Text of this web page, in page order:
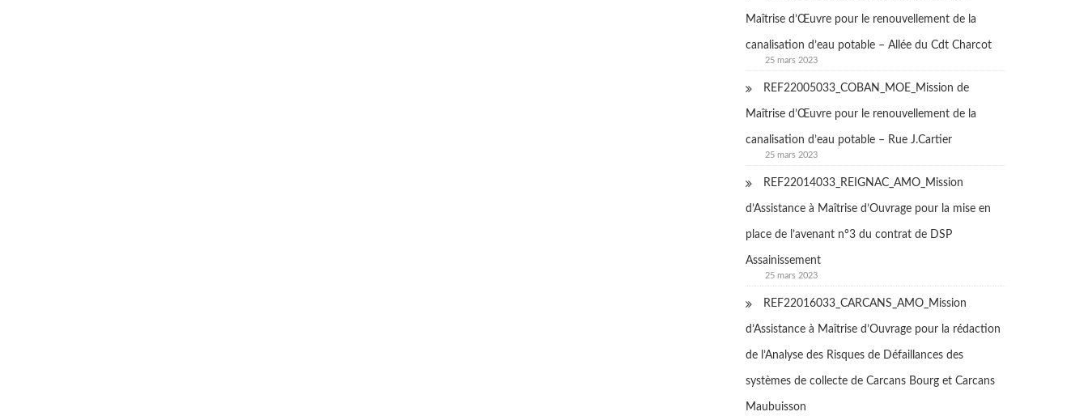
Maîtrise d’Œuvre pour le renouvellement de la
canalisation d’eau potable – Allée du Cdt Charcot
25 mars 2023
REF22005033_COBAN_MOE_Mission de
Maîtrise d’Œuvre pour le renouvellement de la
canalisation d’eau potable – Rue J.Cartier
25 mars 2023
REF22014033_REIGNAC_AMO_Mission
d’Assistance à Maîtrise d’Ouvrage pour la mise en
place de l’avenant n°3 du contrat de DSP
Assainissement
25 mars 2023
REF22016033_CARCANS_AMO_Mission
d’Assistance à Maîtrise d’Ouvrage pour la rédaction
de l’Analyse des Risques de Défaillances des
systèmes de collecte de Carcans Bourg et Carcans
Maubuisson